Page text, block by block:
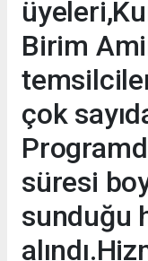
Birim
çok
süresi
sunduğu